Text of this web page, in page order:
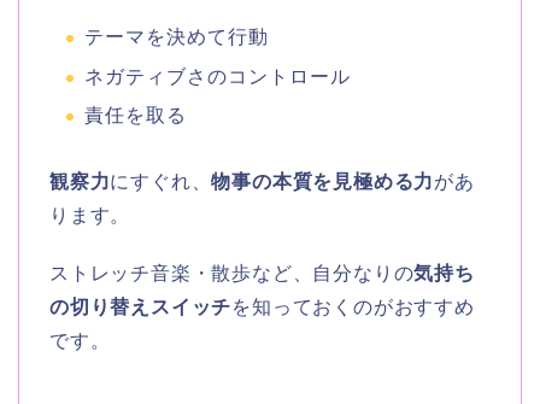
テーマを決めて行動
ネガティブさのコントロール
責任を取る
観察力にすぐれ、物事の本質を見極める力があ
ります。
ストレッチ音楽・散歩など、自分なりの気持ち
の切り替えスイッチを知っておくのがおすすめ
です。